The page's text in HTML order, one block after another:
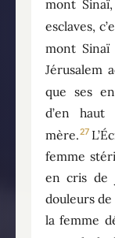
mont
esclaves,
mont
Jérusalem
que ses
d’en
mère.27
femme
en cris de
douleurs
la femme